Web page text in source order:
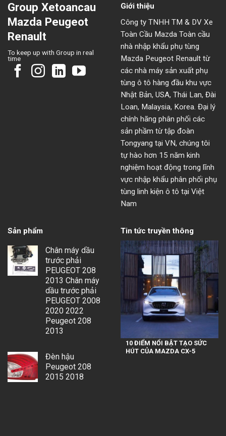
Group Xetoancau
Mazda Peugeot
Renault
To keep up with Group in real
time
Giới thiệu
Công ty TNHH TM & DV Xe
Toàn Cầu Mazda Toàn cầu
nhà nhập khẩu phụ tùng
Mazda Peugeot Renault từ
các nhà máy sản xuất phụ
tùng ô tô hàng đầu khu vực
Nhật Bản, USA, Thái Lan, Đài
Loan, Malaysia, Korea. Đại lý
chính hãng phân phối các
sản phầm từ tập đoàn
Tongyang tại VN, chúng tôi
tự hào hơn 15 năm kinh
nghiệm hoạt động trong lĩnh
vực nhập khẩu phân phối phụ
tùng linh kiện ô tô tại Việt
Nam
Sản phẩm
Chân máy dầu
trước phải
PEUGEOT 208
2013 Chân máy
dầu trước phải
PEUGEOT 2008
2020 2022
Peugeot 208
2013
Đèn hậu
Peugeot 208
2015 2018
Tin tức truyền thông
10 ĐIỂM NỔI BẬT TẠO SỨC
HÚT CỦA MAZDA CX-5